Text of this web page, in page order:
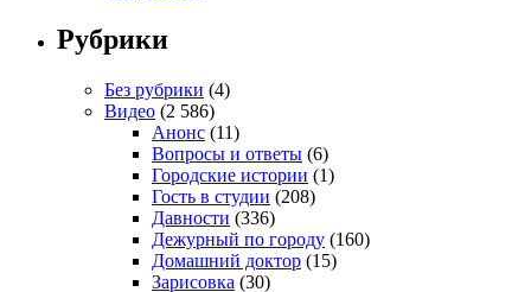
Рубрики
Без рубрики (4)
Видео (2 586)
Анонс (11)
Вопросы и ответы (6)
Городские истории (1)
Гость в студии (208)
Давности (336)
Дежурный по городу (160)
Домашний доктор (15)
Зарисовка (30)